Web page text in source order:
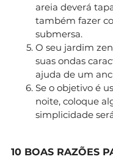
areia deverá
também fazer
submersa.
O seu jardim
suas ondas
ajuda de um
Se o objetivo é
noite, coloque
simplicidade
10 BOAS RAZÕES